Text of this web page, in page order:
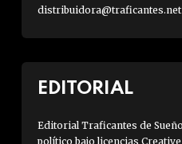
distribuidora@traficantes.net
EDITORIAL
Editorial Traficantes de
político bajo licencias